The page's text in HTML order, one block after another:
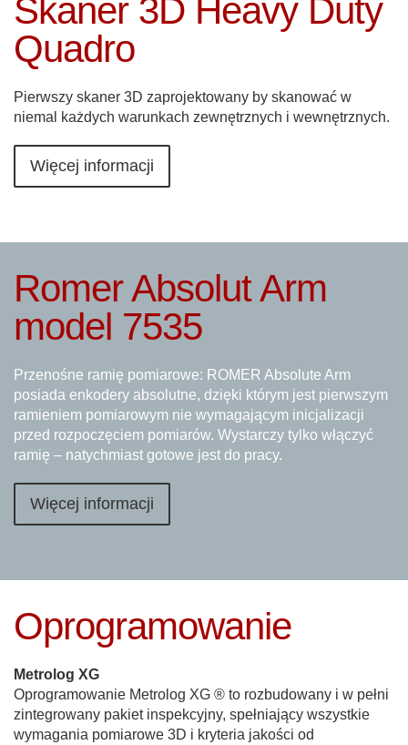
Skaner 3D Heavy Duty
Quadro
Pierwszy skaner 3D zaprojektowany by skanować w
niemal każdych warunkach zewnętrznych i wewnętrznych.
Więcej informacji
Romer Absolut Arm
model 7535
Przenośne ramię pomiarowe: ROMER Absolute Arm
posiada enkodery absolutne, dzięki którym jest pierwszym
ramieniem pomiarowym nie wymagającym inicjalizacji
przed rozpoczęciem pomiarów. Wystarczy tylko włączyć
ramię – natychmiast gotowe jest do pracy.
Więcej informacji
Oprogramowanie
Metrolog XG
Oprogramowanie Metrolog XG ® to rozbudowany i w pełni
zintegrowany pakiet inspekcyjny, spełniający wszystkie
wymagania pomiarowe 3D i kryteria jakości od